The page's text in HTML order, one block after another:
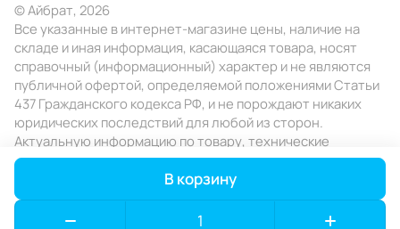
В корзину
© Айбрат, 2026
Все указанные в интернет-магазине цены, наличие на
складе и иная информация, касающаяся товара, носят
справочный (информационный) характер и не являются
публичной офертой, определяемой положениями Статьи
437 Гражданского кодекса РФ, и не порождают никаких
юридических последствий для любой из сторон.
Актуальную информацию по товару, технические
характеристики уточняйте в отделе продаж в день
Конфиденциальность
Оферта